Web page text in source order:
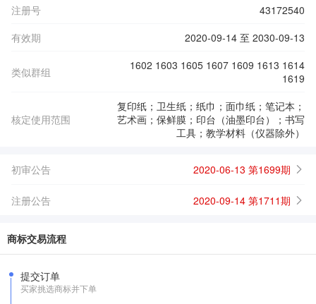
注册号
43172540
有效期
2020-09-14 至 2030-09-13
类似群组
1602 1603 1605 1607 1609 1613 1614
1619
核定使用范围
复印纸；卫生纸；纸巾；面巾纸；笔记本；
艺术画；保鲜膜；印台（油墨印台）；书写
工具；教学材料（仪器除外）
初审公告 2020-06-13 第1699期
注册公告 2020-09-14 第1711期
商标交易流程
提交订单
买家挑选商标并下单